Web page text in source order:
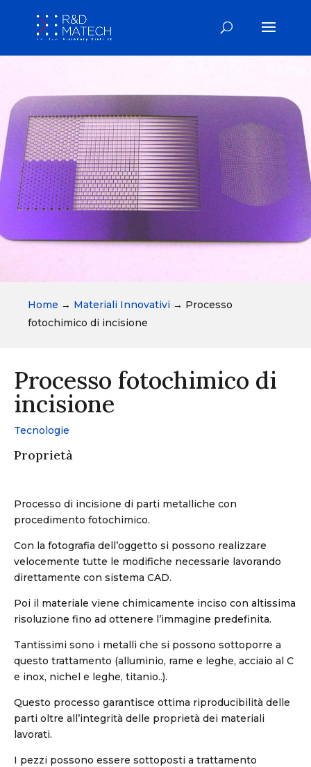
Home → Materiali Innovativi → Processo
fotochimico di incisione
Processo fotochimico di
incisione
Tecnologie
Proprietà
Processo di incisione di parti metalliche con
procedimento fotochimico.
Con la fotografia dell’oggetto si possono realizzare
velocemente tutte le modifiche necessarie lavorando
direttamente con sistema CAD.
Poi il materiale viene chimicamente inciso con altissima
risoluzione fino ad ottenere l’immagine predefinita.
Tantissimi sono i metalli che si possono sottoporre a
questo trattamento (alluminio, rame e leghe, acciaio al C
e inox, nichel e leghe, titanio..).
Questo processo garantisce ottima riproducibilità delle
parti oltre all’integrità delle proprietà dei materiali
lavorati.
I pezzi possono essere sottoposti a trattamento